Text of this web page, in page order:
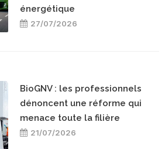
énergétique
27/07/2026
BioGNV : les professionnels
dénoncent une réforme qui
menace toute la filière
21/07/2026